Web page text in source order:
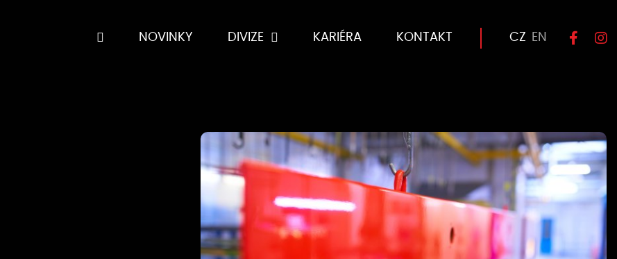
CZ EN
NOVINKY DIVIZE KARIÉRA KONTAKT